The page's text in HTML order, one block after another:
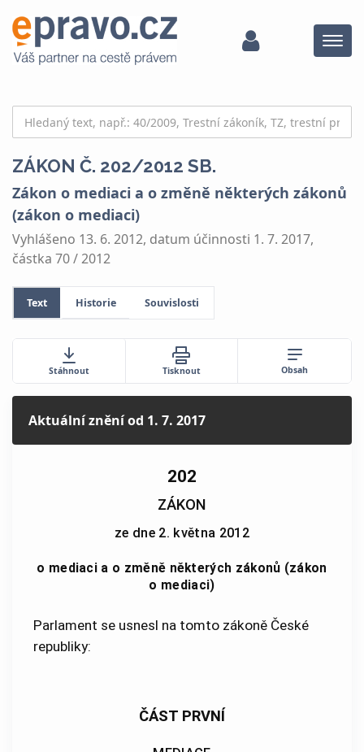
Menu
ZÁKON Č. 202/2012 SB.
Zákon o mediaci a o změně některých zákonů
(zákon o mediaci)
Vyhlášeno 13. 6. 2012, datum účinnosti 1. 7. 2017,
částka 70 / 2012
Text Historie Souvislosti
Stáhnout Tisknout Obsah
Aktuální zněníod 1. 7. 2017
202
ZÁKON
ze dne 2. května 2012
o mediaci a o změně některých zákonů (zákon
o mediaci)
Parlament se usnesl na tomto zákoně České
republiky:
ČÁST PRVNÍ